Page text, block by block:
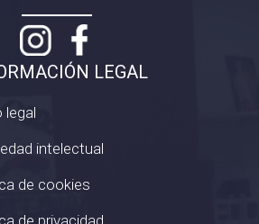
LEGAL
legal
intelectual
de cookies
de privacidad